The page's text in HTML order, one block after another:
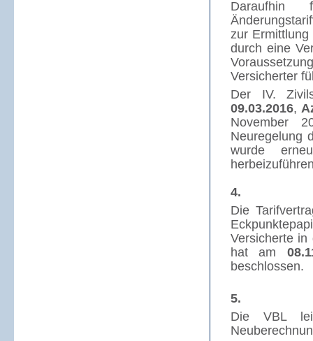
Daraufhin
zur
durch eine
Versicherter
Der IV.
09.03.2016,
November
Neuregelung
wurde
4.
Die
Versicherte in
hat am
beschlossen.
5.
Die VBL